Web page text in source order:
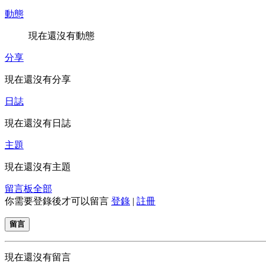
動態
現在還沒有動態
分享
現在還沒有分享
日誌
現在還沒有日誌
主題
現在還沒有主題
留言板全部
你需要登錄後才可以留言 登錄 | 註冊
留言
現在還沒有留言